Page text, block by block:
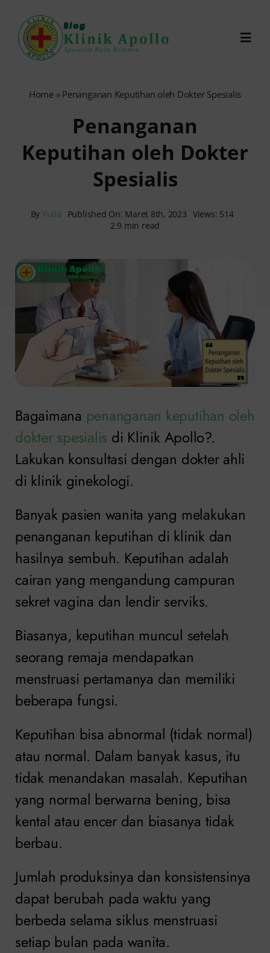
content
0821-1099-9870
Reservasi Online
Home» Penanganan Keputihan oleh Dokter Spesialis
Penanganan
Keputihan oleh Dokter
Spesialis
By Yulia Published On: Maret 8th, 2023 Views: 514
2.9 min read
Bagaimana penanganan keputihan oleh
dokter spesialis di Klinik Apollo?.
Lakukan konsultasi dengan dokter ahli
di klinik ginekologi.
Banyak pasien wanita yang melakukan
penanganan keputihan di klinik dan
hasilnya sembuh. Keputihan adalah
cairan yang mengandung campuran
sekret vagina dan lendir serviks.
Biasanya, keputihan muncul setelah
seorang remaja mendapatkan
menstruasi pertamanya dan memiliki
beberapa fungsi.
Keputihan bisa abnormal (tidak normal)
atau normal. Dalam banyak kasus, itu
tidak menandakan masalah. Keputihan
yang normal berwarna bening, bisa
kental atau encer dan biasanya tidak
berbau.
Jumlah produksinya dan konsistensinya
dapat berubah pada waktu yang
berbeda selama siklus menstruasi
setiap bulan pada wanita.